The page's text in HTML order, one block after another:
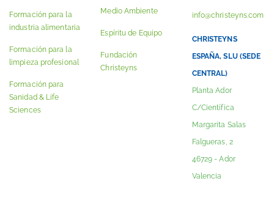
Formación para la
industria alimentaria
Formación para la
limpieza profesional
Formación para
Sanidad & Life
Sciences
Medio Ambiente
Espíritu de Equipo
Fundación
Christeyns
info@christeyns.com
CHRISTEYNS
ESPAÑA, SLU (SEDE
CENTRAL)
Planta Ador
C/Científica
Margarita Salas
Falgueras, 2
46729 - Ador
Valencia